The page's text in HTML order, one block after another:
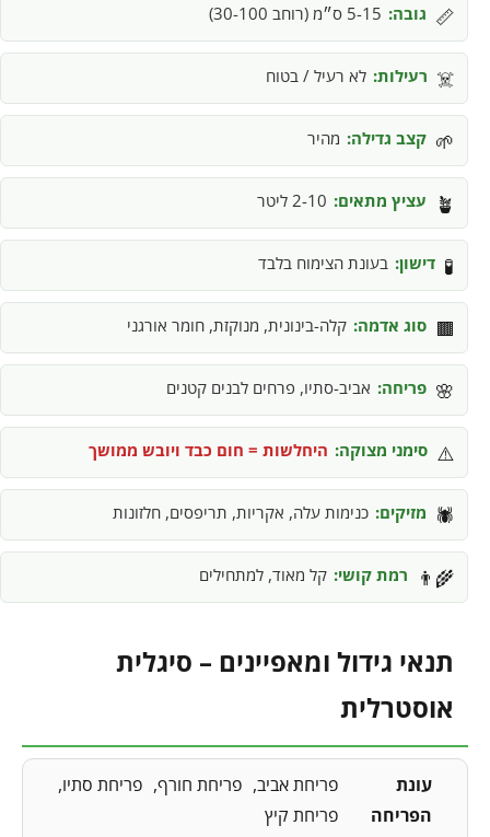
📏 גובה: 5-15 ס״מ (רוחב 30-100)
☠️ רעילות: לא רעיל / בטוח
🌱 קצב גדילה: מהיר
🪴 עציץ מתאים: 2-10 ליטר
🧪 דישון: בעונת הצימוח בלבד
🟫 סוג אדמה: קלה-בינונית, מנוקזת, חומר אורגני
🌸 פריחה: אביב-סתיו, פרחים לבנים קטנים
⚠️ סימני מצוקה: היחלשות = חום כבד ויובש ממושך
🕷️ מזיקים: כנימות עלה, אקריות, תריפסים, חלזונות
👨‍🌾 רמת קושי: קל מאוד, למתחילים
תנאי גידול ומאפיינים – סיגלית
אוסטרלית
עונת
הפריחה
פריחת אביב פריחת חורף
פריחת סתיו
פריחת קיץ